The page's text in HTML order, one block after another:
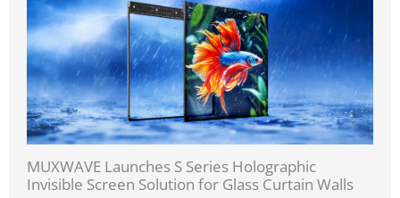
MUXWAVE Launches S Series Holographic
Invisible Screen Solution for Glass Curtain Walls